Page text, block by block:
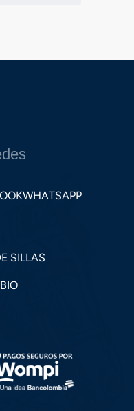
WHATSAPP
SILLAS